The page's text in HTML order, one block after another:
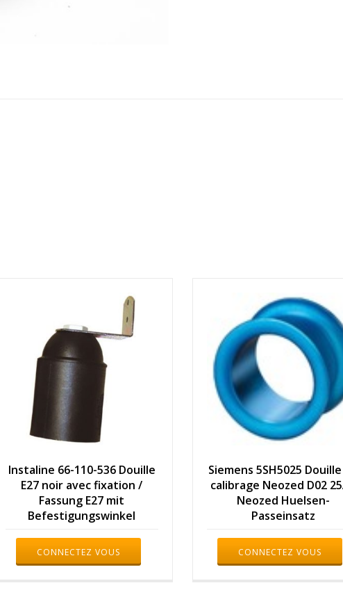
Instaline 66-110-536 Douille
E27 noir avec fixation /
Fassung E27 mit
Befestigungswinkel
CONNECTEZ VOUS
Siemens 5SH5025
calibrage Neozed D02
Neozed Huelsen-
Passeinsatz
CONNECTEZ VOUS